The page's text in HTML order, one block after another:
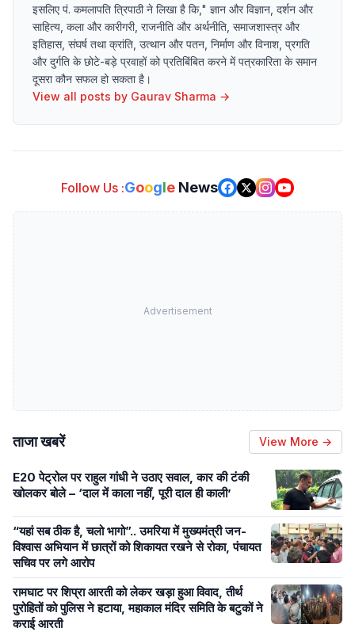
इसलिए पं. कमलापति त्रिपाठी ने लिखा है कि," ज्ञान और विज्ञान, दर्शन और
साहित्य, कला और कारीगरी, राजनीति और अर्थनीति, समाजशास्त्र और
इतिहास, संघर्ष तथा क्रांति, उत्थान और पतन, निर्माण और विनाश, प्रगति
और दुर्गति के छोटे-बड़े प्रवाहों को प्रतिबिंबित करने में पत्रकारिता के समान
दूसरा कौन सफल हो सकता है।
View all posts by Gaurav Sharma →
Follow Us :Google News
Advertisement
ताजा खबरें View More →
E20 पेट्रोल पर राहुल गांधी ने उठाए सवाल, कार की टंकी
खोलकर बोले – ‘दाल में काला नहीं, पूरी दाल ही काली’
“यहां सब ठीक है, चलो भागो”.. उमरिया में मुख्यमंत्री जन-
विश्वास अभियान में छात्रों को शिकायत रखने से रोका, पंचायत
सचिव पर लगे आरोप
रामघाट पर शिप्रा आरती को लेकर खड़ा हुआ विवाद, तीर्थ
पुरोहितों को पुलिस ने हटाया, महाकाल मंदिर समिति के बटुकों ने
कराई आरती